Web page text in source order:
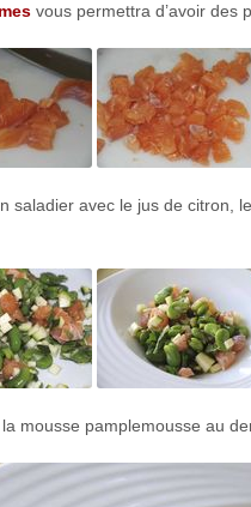
vous permettra d’avoir des
saladier avec le jus de citron,
mousse pamplemousse au